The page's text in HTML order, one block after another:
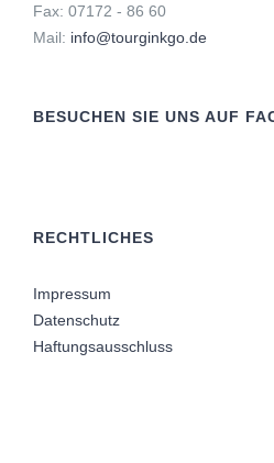
Fax: 07172 - 86 60
Mail: info@tourginkgo.de
BESUCHEN SIE UNS AUF
RECHTLICHES
Impressum
Datenschutz
Haftungsausschluss